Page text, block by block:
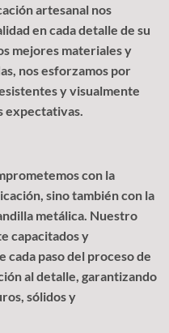
artesanal nos
en cada detalle de su
mejores materiales y
nos esforzamos por
y visualmente
expectativas.
con la
sino también con la
metálica. Nuestro
capacitados y
cada paso del proceso de
al detalle, garantizando
sólidos y